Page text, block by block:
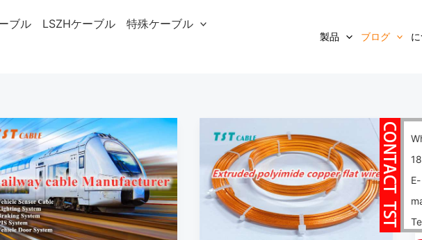
E-
ブル LSZHケーブル
特殊ケーブル
製品 ブログ
TST
ケ
ー
ブ
ル
の
出
し
ポ